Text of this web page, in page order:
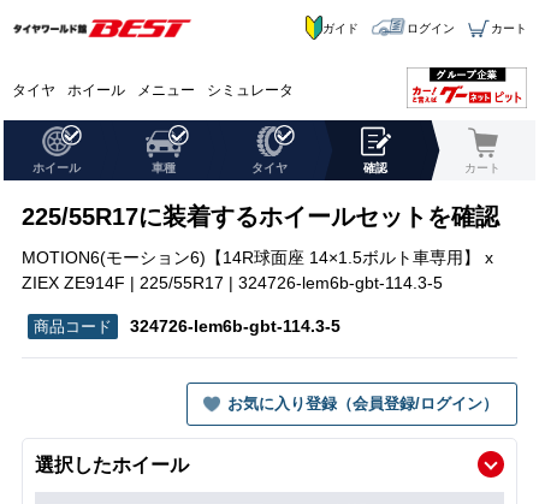
タイヤ ホイール メニュー シミュレータ
ガイド ログイン カート
ホイール 車種 タイヤ 確認 カート
225/55R17に装着するホイールセットを確認
MOTION6(モーション6)【14R球面座 14×1.5ボルト車専用】 x
ZIEX ZE914F | 225/55R17 | 324726-lem6b-gbt-114.3-5
324726-lem6b-gbt-114.3-5
お気に入り登録（会員登録/ログイン）
選択したホイール